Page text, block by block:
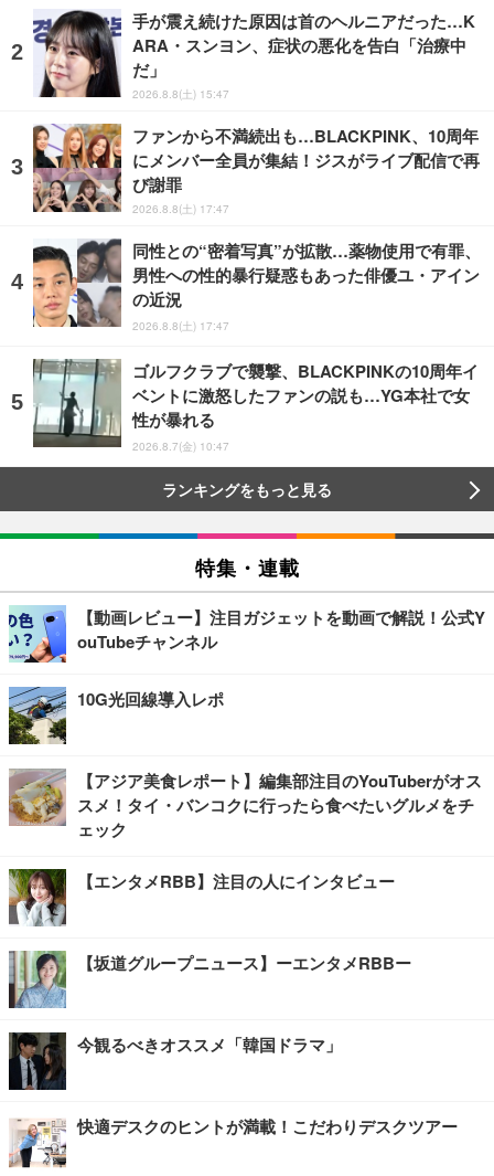
手が震え続けた原因は首のヘルニアだった…K
ARA・スンヨン、症状の悪化を告白「治療中
だ」
2026.8.8(土) 15:47
ファンから不満続出も…BLACKPINK、10周年
にメンバー全員が集結！ジスがライブ配信で再
び謝罪
2026.8.8(土) 17:47
同性との“密着写真”が拡散…薬物使用で有罪、
男性への性的暴行疑惑もあった俳優ユ・アイン
の近況
2026.8.8(土) 17:47
ゴルフクラブで襲撃、BLACKPINKの10周年イ
ベントに激怒したファンの説も…YG本社で女
性が暴れる
2026.8.7(金) 10:47
ランキングをもっと見る
特集・連載
【動画レビュー】注目ガジェットを動画で解説！公式Y
ouTubeチャンネル
10G光回線導入レポ
【アジア美食レポート】編集部注目のYouTuberがオス
スメ！タイ・バンコクに行ったら食べたいグルメをチ
ェック
【エンタメRBB】注目の人にインタビュー
【坂道グループニュース】ーエンタメRBBー
今観るべきオススメ「韓国ドラマ」
快適デスクのヒントが満載！こだわりデスクツアー